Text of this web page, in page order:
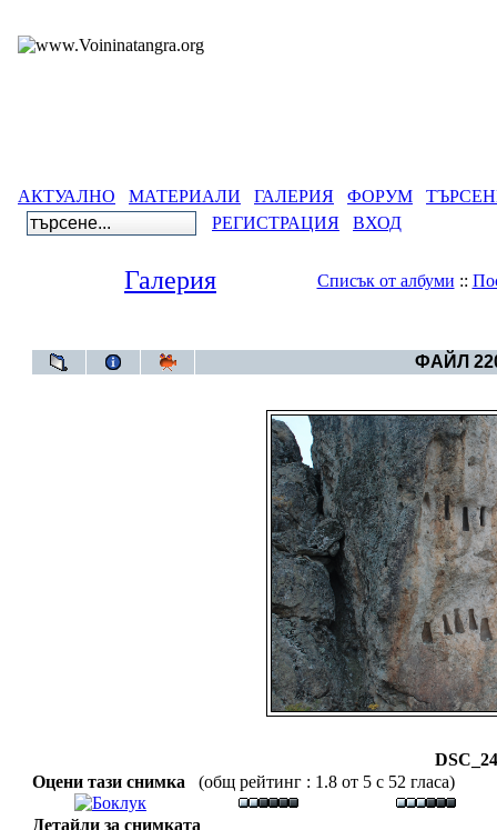
АКТУАЛНО МАТЕРИАЛИ ГАЛЕРИЯ ФОРУМ
РЕГИСТРАЦИЯ
ВХОД
Галерия Списък от албуми ::
ФАЙЛ
Оцени тази снимка
(общ рейтинг : 1.8 от 5 с 52 гласа)
Детайли за снимката